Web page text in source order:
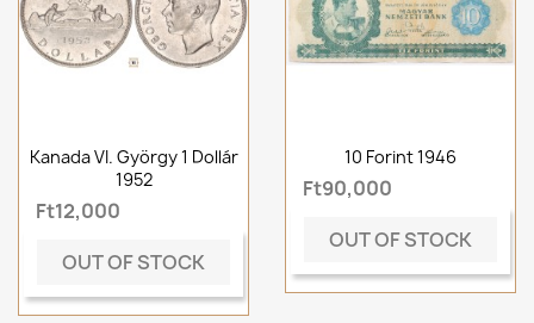
Kanada VI. György 1 Dollár
1952
Ft12,000
OUT OF STOCK
10 Forint 1946
Ft90,000
OUT OF STOCK